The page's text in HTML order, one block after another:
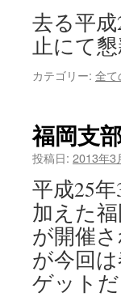
去る平
止にて
カテゴリー: 全て
福岡支
投稿日: 2013年3
平成25
加えた
が開催
が今回
ゲット